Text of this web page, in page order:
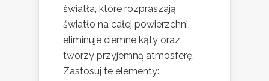
światła, które rozpraszają
światło na całej powierzchni,
eliminuje ciemne kąty oraz
tworzy przyjemną atmosferę.
Zastosuj te elementy: